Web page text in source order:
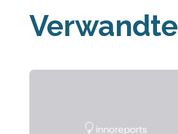
Verwandte